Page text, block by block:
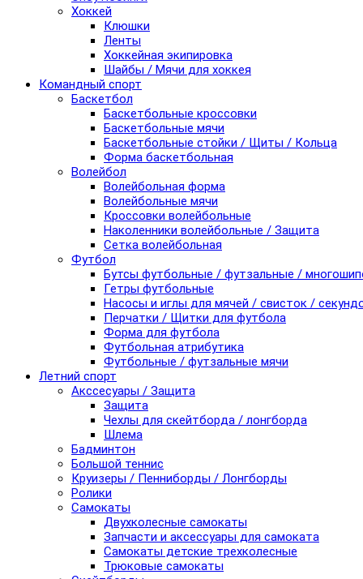
Хоккей
Клюшки
Ленты
Хоккейная экипировка
Шайбы / Мячи для хоккея
Командный спорт
Баскетбол
Баскетбольные кроссовки
Баскетбольные мячи
Баскетбольные стойки / Щиты / Кольца
Форма баскетбольная
Волейбол
Волейбольная форма
Волейбольные мячи
Кроссовки волейбольные
Наколенники волейбольные / Защита
Сетка волейбольная
Футбол
Бутсы футбольные / футзальные /
Гетры футбольные
Насосы и иглы для мячей / свисток /
Перчатки / Щитки для футбола
Форма для футбола
Футбольная атрибутика
Футбольные / футзальные мячи
Летний спорт
Акссесуары / Защита
Защита
Чехлы для скейтборда / лонгборда
Шлема
Бадминтон
Большой теннис
Круизеры / Пенниборды / Лонгборды
Ролики
Самокаты
Двухколесные самокаты
Запчасти и аксессуары для самоката
Самокаты детские трехколесные
Трюковые самокаты